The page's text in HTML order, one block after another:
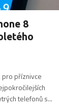
8
pro příznivce
telefonů s...